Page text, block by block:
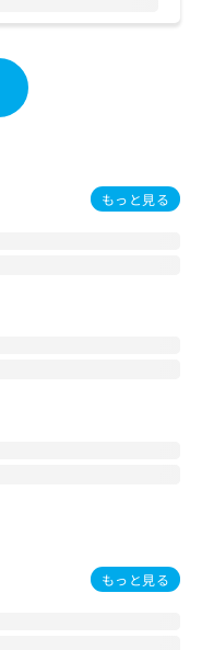
もっと見る
もっと見る